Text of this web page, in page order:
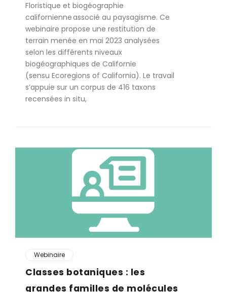
Floristique et biogéographie
californienne associé au paysagisme. Ce
webinaire propose une restitution de
terrain menée en mai 2023 analysées
selon les différents niveaux
biogéographiques de Californie
(sensu Ecoregions of California). Le travail
s’appuie sur un corpus de 416 taxons
recensées in situ,
Webinaire
Classes botaniques : les
grandes familles de molécules